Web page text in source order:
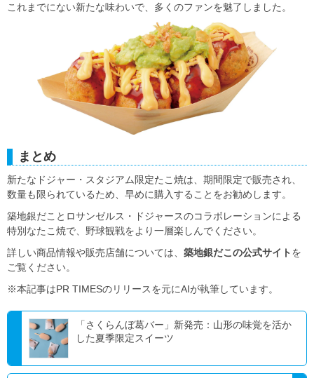
これまでにない新たな味わいで、多くのファンを魅了しました。
まとめ
新たなドジャー・スタジアム限定たこ焼は、期間限定で販売され、
数量も限られているため、早めに購入することをお勧めします。
築地銀だことロサンゼルス・ドジャースのコラボレーションによる
特別なたこ焼で、野球観戦をより一層楽しんでください。
詳しい商品情報や販売店舗については、 築地銀だこの公式サイト を
ご覧ください。
※本記事はPR TIMESのリリースを元にAIが執筆しています。
「さくらんぼ葛バー」新発売：山形の味覚を活か
した夏季限定スイーツ